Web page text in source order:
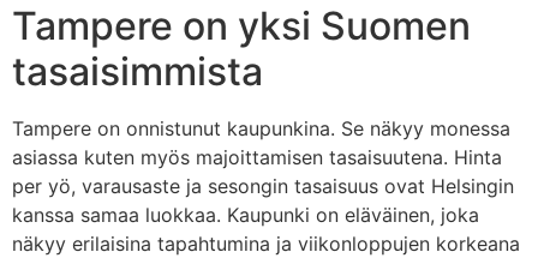
Tampere on yksi Suomen
tasaisimmista
Tampere on onnistunut kaupunkina. Se näkyy monessa
asiassa kuten myös majoittamisen tasaisuutena. Hinta
per yö, varausaste ja sesongin tasaisuus ovat Helsingin
kanssa samaa luokkaa. Kaupunki on eläväinen, joka
näkyy erilaisina tapahtumina ja viikonloppujen korkeana